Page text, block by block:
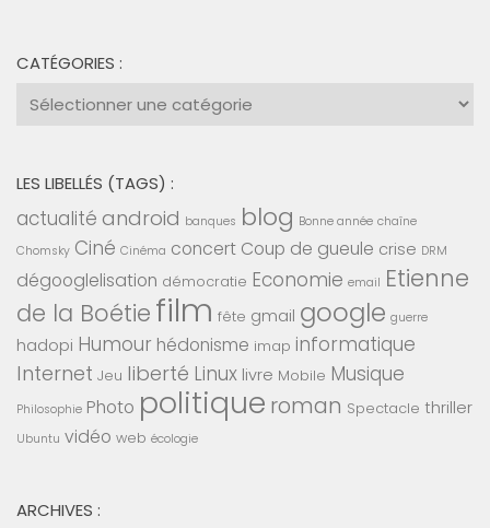
CATÉGORIES :
Catégories
LES LIBELLÉS (TAGS) :
actualité android banques blog Bonne année chaîne
Chomsky Ciné Cinéma concert Coup de gueule crise DRM
dégooglelisation démocratie Economie email Etienne
de la Boétie film fête gmail google guerre
hadopi Humour hédonisme imap informatique
Internet Jeu liberté Linux livre Mobile Musique
Philosophie Photo politique roman Spectacle thriller
Ubuntu vidéo web écologie
ARCHIVES :